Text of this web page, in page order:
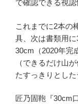
で確認できる視認
これまでに2本の
具、次は書類用
30cm（2020年完
（できるだけ山
たすっきりとした
匠乃固鞄『30cm